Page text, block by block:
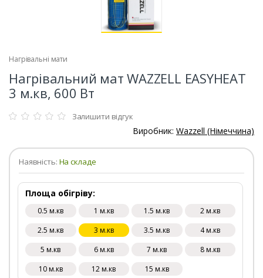
Нагрівальні мати
Нагрівальний мат WAZZELL EASYHEAT
3 м.кв, 600 Вт
Залишити відгук
Виробник: Wazzell (Німеччина)
Наявність: На складе
Площа обігріву:
0.5 м.кв 1 м.кв 1.5 м.кв
2 м.кв
2.5 м.кв
3 м.кв 3.5 м.кв
4 м.кв
5 м.кв
6 м.кв 7 м.кв
8 м.кв
10 м.кв
12 м.кв 15 м.кв